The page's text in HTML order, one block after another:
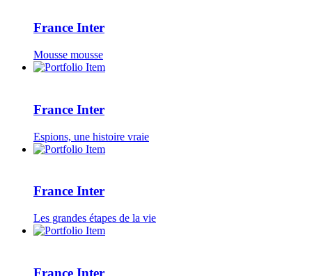
France Inter
Mousse mousse
France Inter
Espions, une histoire vraie
France Inter
Les grandes étapes de la vie
France Inter